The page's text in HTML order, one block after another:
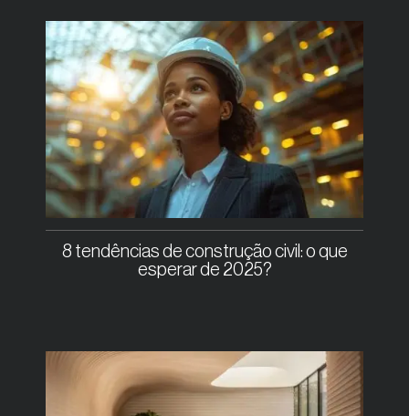
8 tendências de construção civil: o que
esperar de 2025?